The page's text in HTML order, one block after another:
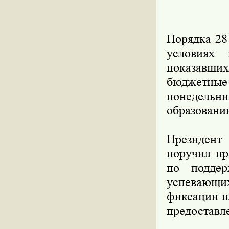
Порядка
поручил
по
фиксации